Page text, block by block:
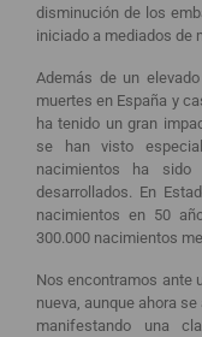
disminución de los
iniciado a mediados de
Además de un
muertes en España y
ha tenido un gran
se han visto
nacimientos ha
desarrollados. En
nacimientos en 50
300.000 nacimientos
Nos encontramos ante
nueva, aunque ahora
manifestando una